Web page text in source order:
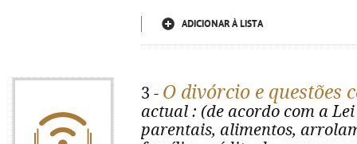
ADICIONAR À LISTA
3 - O divórcio e questões
actual : (de acordo com a Lei
parentais, alimentos,